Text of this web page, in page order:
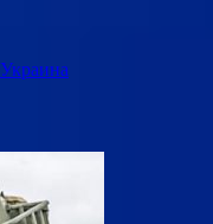
Украина